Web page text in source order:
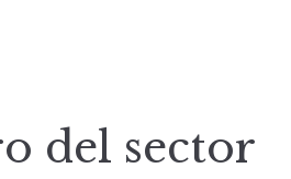
del sector